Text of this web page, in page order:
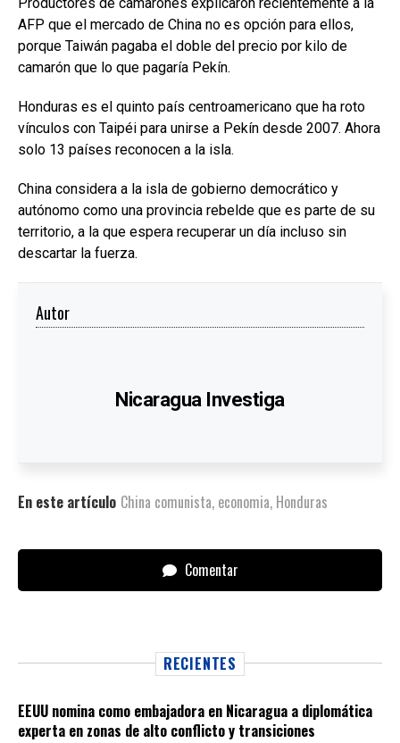
AFP que el mercado de China no es opción para ellos,
porque Taiwán pagaba el doble del precio por kilo de
camarón que lo que pagaría Pekín.
Honduras es el quinto país centroamericano que ha roto
vínculos con Taipéi para unirse a Pekín desde 2007. Ahora
solo 13 países reconocen a la isla.
China considera a la isla de gobierno democrático y
autónomo como una provincia rebelde que es parte de su
territorio, a la que espera recuperar un día incluso sin
descartar la fuerza.
Autor
Nicaragua Investiga
En este artículo China comunista, economia, Honduras
Comentar
RECIENTES
EEUU nomina como embajadora en Nicaragua a diplomática
experta en zonas de alto conflicto y transiciones